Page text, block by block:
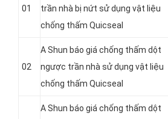
01
trần nhà bị nứt sử dụng vật liệu
chống thấm Quicseal
02
A Shun báo giá chống thấm dột
ngược trần nhà sử dụng vật liệu
chống thấm Quicseal
A Shun báo giá chống thấm dột